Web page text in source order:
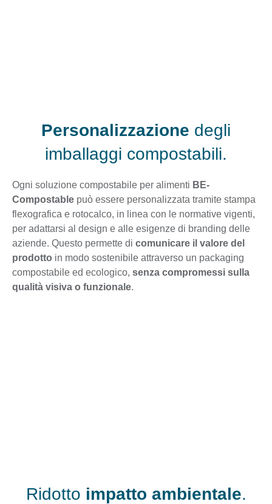
Personalizzazione degli
imballaggi compostabili.
Ogni soluzione compostabile per alimenti BE-
Compostable può essere personalizzata tramite stampa
flexografica e rotocalco, in linea con le normative vigenti,
per adattarsi al design e alle esigenze di branding delle
aziende. Questo permette di comunicare il valore del
prodotto in modo sostenibile attraverso un packaging
compostabile ed ecologico, senza compromessi sulla
qualità visiva o funzionale.
Ridotto impatto ambientale.